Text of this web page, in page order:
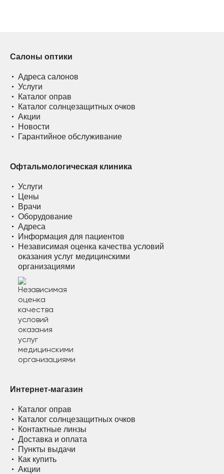
Салоны оптики
Адреса салонов
Услуги
Каталог оправ
Каталог солнцезащитных очков
Акции
Новости
Гарантийное обслуживание
Офтальмологическая клиника
Услуги
Цены
Врачи
Оборудование
Адреса
Информация для пациентов
Независимая оценка качества условий
оказания услуг медицинскими
организациями
Интернет-магазин
Каталог оправ
Каталог солнцезащитных очков
Контактные линзы
Доставка и оплата
Пункты выдачи
Как купить
Акции